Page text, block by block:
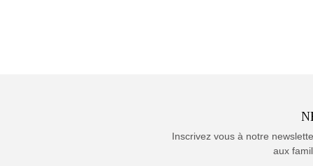
Inscrivez vous à notre
aux